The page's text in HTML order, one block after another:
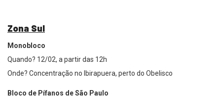
Zona Sul
Monobloco
Quando? 12/02, a partir das 12h
Onde? Concentração no Ibirapuera, perto do Obelisco
Bloco de Pífanos de São Paulo